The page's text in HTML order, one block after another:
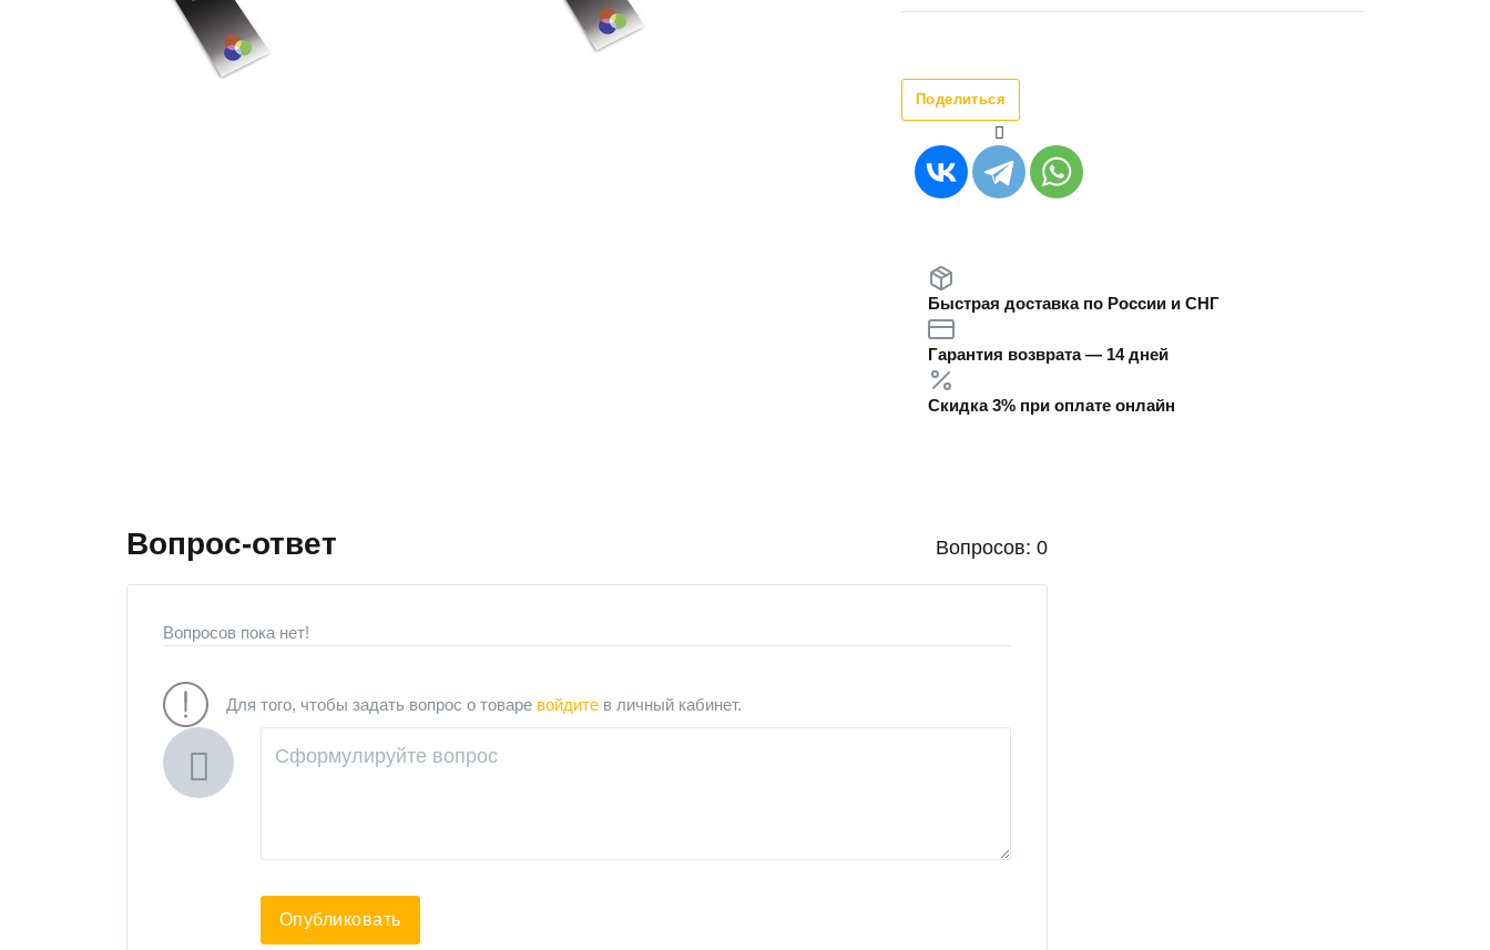
Поделиться
Быстрая доставка по России и СНГ
Гарантия возврата — 14 дней
Скидка 3% при оплате онлайн
Вопрос-ответ Вопросов: 0
Вопросов пока нет!
Для того, чтобы задать вопрос о товаре войдите в личный кабинет.
Опубликовать